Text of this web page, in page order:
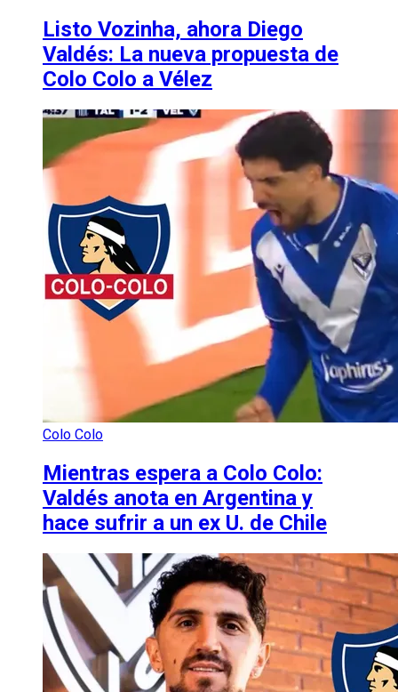
Listo Vozinha, ahora Diego
Valdés: La nueva propuesta de
Colo Colo a Vélez
Colo Colo
Mientras espera a Colo Colo:
Valdés anota en Argentina y
hace sufrir a un ex U. de Chile